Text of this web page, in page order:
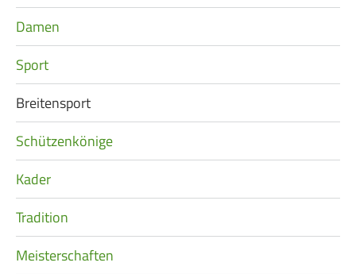
Damen
Sport
Breitensport
Schützenkönige
Kader
Tradition
Meisterschaften